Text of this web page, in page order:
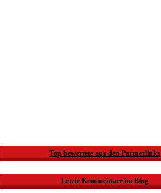
Top bewertete aus den Partnerlinks
Letzte Kommentare im Blog